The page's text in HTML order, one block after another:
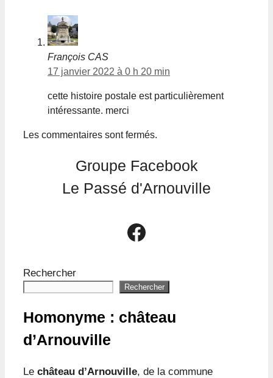
François CAS
17 janvier 2022 à 0 h 20 min
cette histoire postale est particulièrement
intéressante. merci
Les commentaires sont fermés.
Groupe Facebook
Le Passé d'Arnouville
Le groupe Facebook Le Passé d'Arnouville
Rechercher
Rechercher
Homonyme : château
d’Arnouville
Le château d’Arnouville, de la commune